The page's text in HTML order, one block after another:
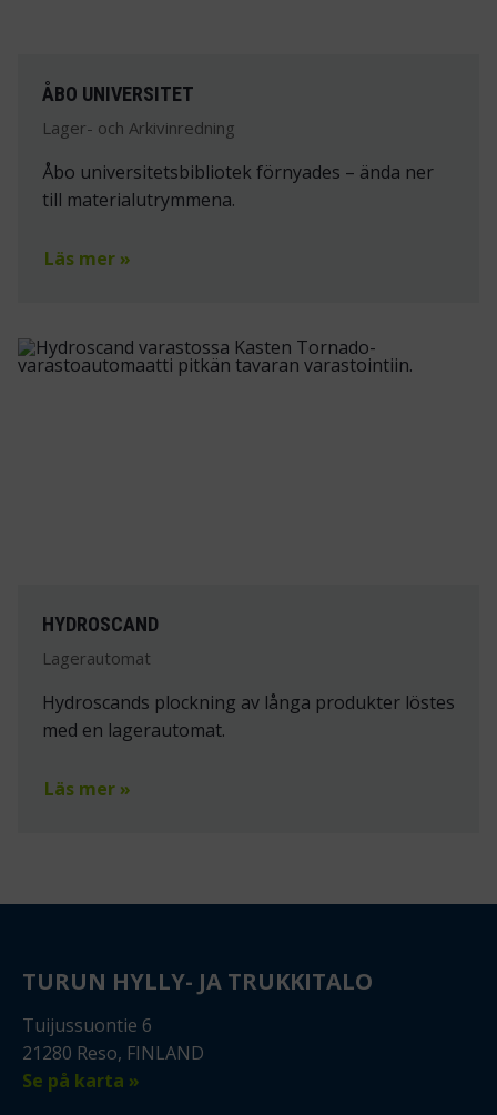
ÅBO UNIVERSITET
Lager- och Arkivinredning
Åbo universitetsbibliotek förnyades – ända ner
till materialutrymmena.
Läs mer »
HYDROSCAND
Lagerautomat
Hydroscands plockning av långa produkter löstes
med en lagerautomat.
Läs mer »
TURUN HYLLY- JA TRUKKITALO
Tuijussuontie 6
21280 Reso, FINLAND
Se på karta »